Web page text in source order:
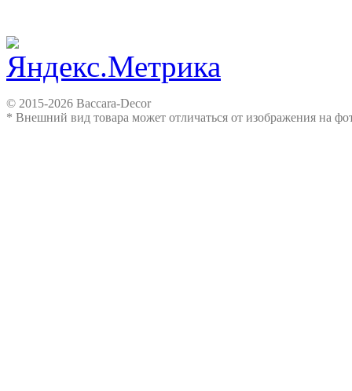
© 2015-2026 Baccara-Decor
* Внешний вид товара может отличаться от изображения на